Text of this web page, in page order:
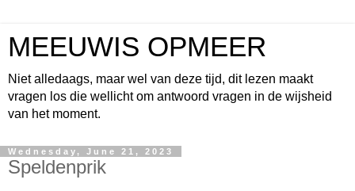
MEEUWIS OPMEER
Niet alledaags, maar wel van deze tijd, dit lezen maakt
vragen los die wellicht om antwoord vragen in de wijsheid
van het moment.
Wednesday, June 21, 2023
Speldenprik